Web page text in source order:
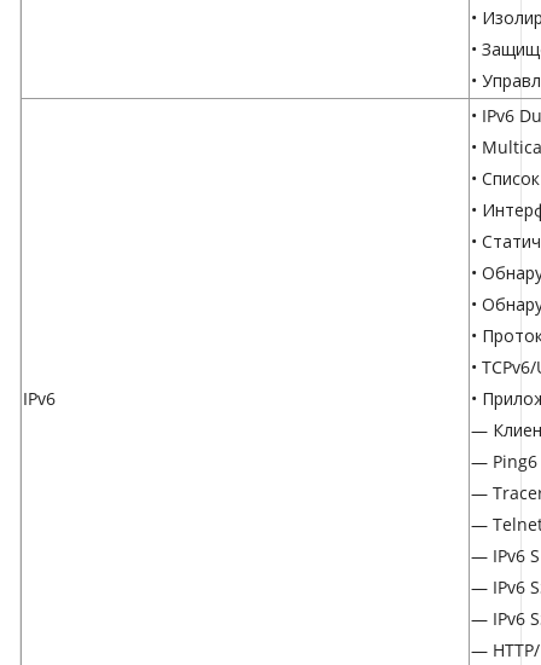
•
•
•
IPv6
• IPv6
•
•
•
•
•
•
•
•
•
—
— Ping6
—
—
— IPv6
— IPv6
— IPv6
— HTTP/